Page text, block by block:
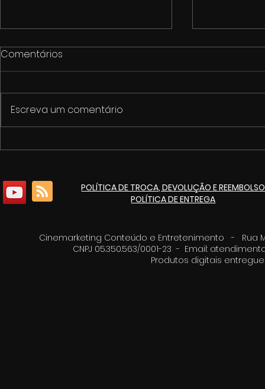
1º Fórum de Cultura e
Itaúna
de 125
Comentários
Escreva um comentário
POLÍTICA DE TROCA, DEVOLUÇÃO E REEMBOLSO
POLÍTICA DE ENTREGA
Cinemarketing Conteúdo e Entretenimento - Rua
CNPJ 05.350.563/0001-23 - Email:
Produtos digitais